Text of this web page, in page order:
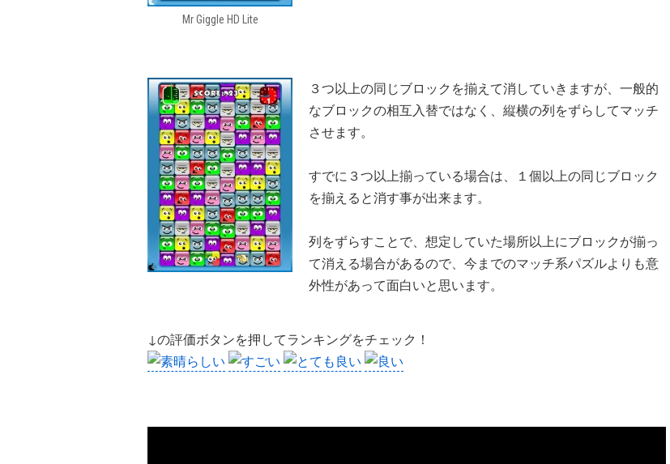
Mr Giggle HD Lite
３つ以上の同じブロックを揃えて消していきますが、一般的
なブロックの相互入替ではなく、縦横の列をずらしてマッチ
させます。
すでに３つ以上揃っている場合は、１個以上の同じブロック
を揃えると消す事が出来ます。
列をずらすことで、想定していた場所以上にブロックが揃っ
て消える場合があるので、今までのマッチ系パズルよりも意
外性があって面白いと思います。
↓の評価ボタンを押してランキングをチェック！